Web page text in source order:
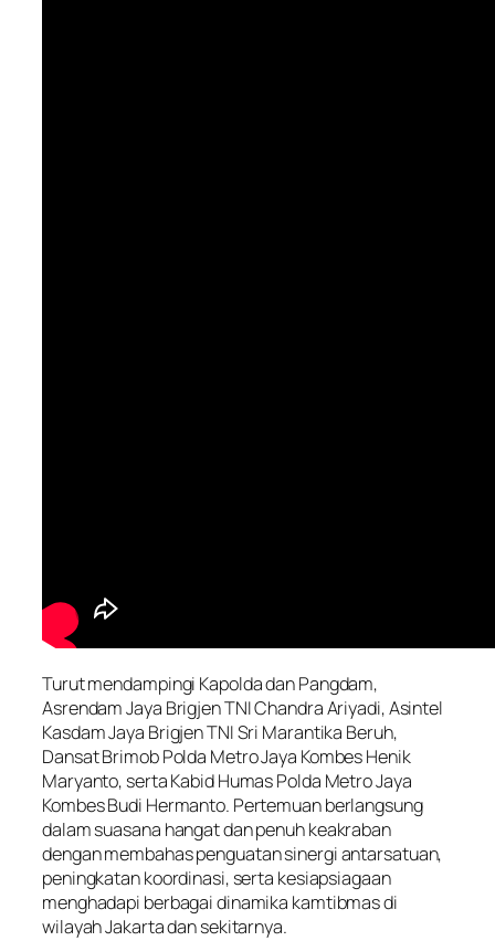
Turut mendampingi Kapolda dan Pangdam,
Asrendam Jaya Brigjen TNI Chandra Ariyadi, Asintel
Kasdam Jaya Brigjen TNI Sri Marantika Beruh,
Dansat Brimob Polda Metro Jaya Kombes Henik
Maryanto, serta Kabid Humas Polda Metro Jaya
Kombes Budi Hermanto. Pertemuan berlangsung
dalam suasana hangat dan penuh keakraban
dengan membahas penguatan sinergi antarsatuan,
peningkatan koordinasi, serta kesiapsiagaan
menghadapi berbagai dinamika kamtibmas di
wilayah Jakarta dan sekitarnya.